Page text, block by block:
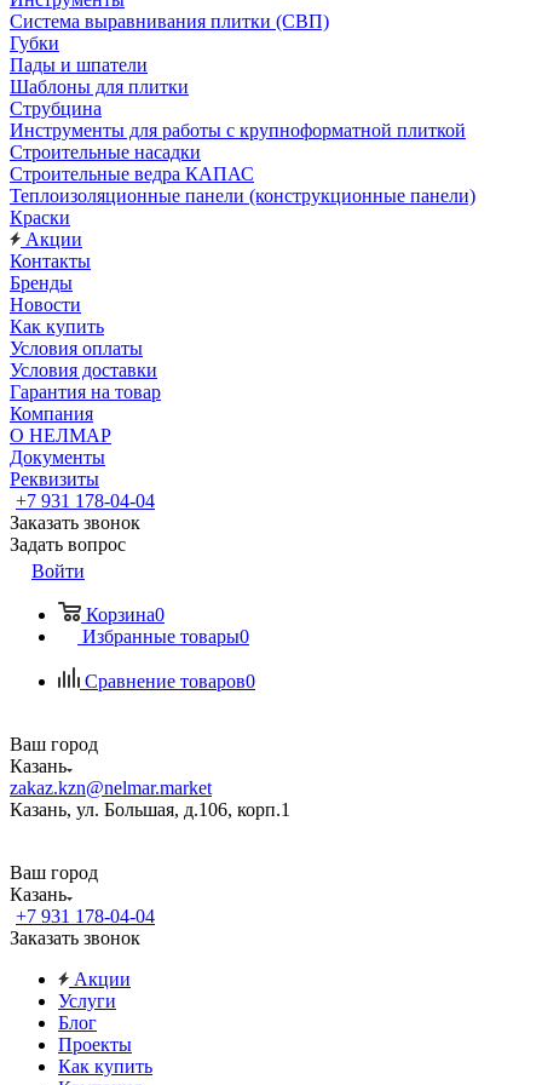
Система выравнивания плитки (СВП)
Губки
Пады и шпатели
Шаблоны для плитки
Струбцина
Инструменты для работы с крупноформатной плиткой
Строительные насадки
Строительные ведра КАПАС
Теплоизоляционные панели (конструкционные панели)
Краски
Акции
Контакты
Бренды
Новости
Как купить
Условия оплаты
Условия доставки
Гарантия на товар
Компания
О НЕЛМАР
Документы
Реквизиты
+7 931 178-04-04
Заказать звонок
Задать вопрос
Войти
Корзина0
Избранные товары0
Сравнение товаров0
Ваш город
Казань
zakaz.kzn@nelmar.market
Казань, ул. Большая, д.106, корп.1
Ваш город
Казань
+7 931 178-04-04
Заказать звонок
Акции
Услуги
Блог
Проекты
Как купить